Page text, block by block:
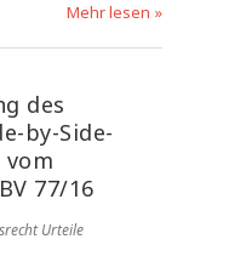
Mehr lesen »
des
by-Side-
vom
77/16
Urteile